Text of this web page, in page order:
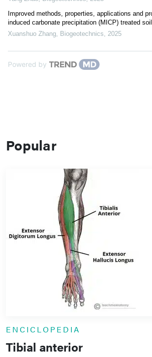
Improved methods, properties, applications and
induced carbonate precipitation (MICP) treated
Xuanshuo Zhang, Biogeotechnics, 2025
Powered by
Popular
ENCICLOPEDIA
Tibial anterior